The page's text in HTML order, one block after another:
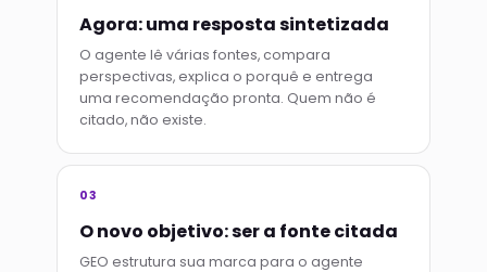
Agora: uma resposta sintetizada
O agente lê várias fontes, compara
perspectivas, explica o porquê e entrega
uma recomendação pronta. Quem não é
citado, não existe.
03
O novo objetivo: ser a fonte citada
GEO estrutura sua marca para o agente